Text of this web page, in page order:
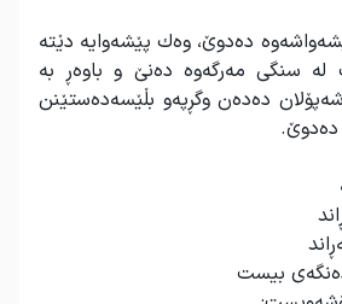
دەدوێ، وەك پێشەوایە دێتە
لە سنگی مەرگەوە دەنێ و باوەڕ بە
شەپۆلان دەدەن وگڕپەو بڵێسەدەستێنن
دەدوێ.
بیست